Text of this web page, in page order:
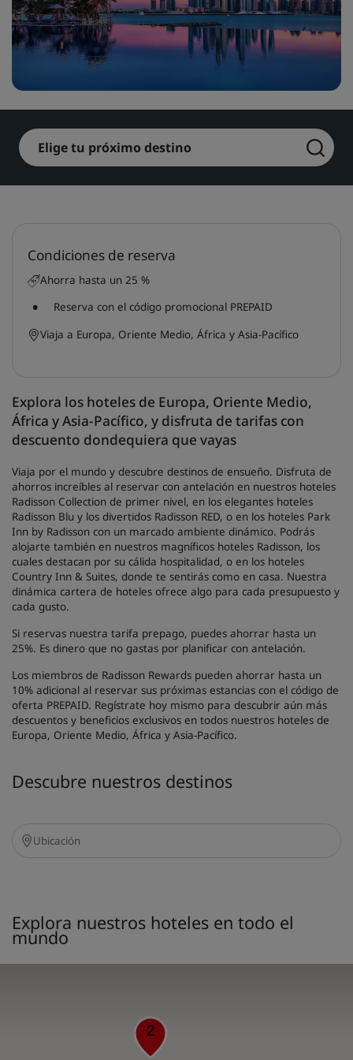
Park Plaza Park Inn by Radisson
J. Jin Jiang
Hoteles en el centro de la ciudad
Visita nuestro blog
Elige tu próximo destino
Explora los hoteles de Europa, Oriente Medio,
África y Asia-Pacífico, y disfruta de tarifas con
descuento dondequiera que vayas
Viaja por el mundo y descubre destinos de ensueño. Disfruta de
ahorros increíbles al reservar con antelación en nuestros hoteles
Radisson Collection de primer nivel, en los elegantes hoteles
Radisson Blu y los divertidos Radisson RED, o en los hoteles Park
Inn by Radisson con un marcado ambiente dinámico. Podrás
alojarte también en nuestros magníficos hoteles Radisson, los
cuales destacan por su cálida hospitalidad, o en los hoteles
Country Inn & Suites, donde te sentirás como en casa. Nuestra
dinámica cartera de hoteles ofrece algo para cada presupuesto y
cada gusto.
Si reservas nuestra tarifa prepago, puedes ahorrar hasta un
25%. Es dinero que no gastas por planificar con antelación.
Los miembros de Radisson Rewards pueden ahorrar hasta un
10% adicional al reservar sus próximas estancias con el código de
oferta PREPAID. Regístrate hoy mismo para descubrir aún más
descuentos y beneficios exclusivos en todos nuestros hoteles de
Europa, Oriente Medio, África y Asia‑Pacífico.
Condiciones de reserva
Ahorra hasta un 25 %
Reserva con el código promocional PREPAID
Viaja a Europa, Oriente Medio, África y Asia-Pacífico
Descubre nuestros destinos
Explora nuestros hoteles en todo el
mundo
2